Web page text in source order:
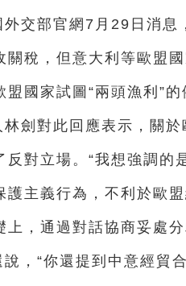
外交部官網7月29日消息
關稅，但意大利等歐盟
盟國家試圖“兩頭漁利”的
林劍對此回應表示，關
反對立場。“我想強調的
護主義行為，不利於歐
上，通過對話協商妥處
說，“你還提到中意經貿